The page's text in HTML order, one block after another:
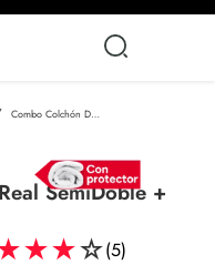
Combo Colchón Descanso Real SemiDoble + Protector Impermeable
SemiDoble +
★★☆(5)